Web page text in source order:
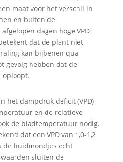
maat voor het verschil in
en buiten de
dagen hoge VPD-
dat de plant niet
kan bijbenen qua
gevolg hebben dat de
oploopt.
het dampdruk deficit (VPD)
en de relatieve
de bladtemperatuur nodig.
dat een VPD van 1,0-1,2
de huidmondjes echt
sluiten de